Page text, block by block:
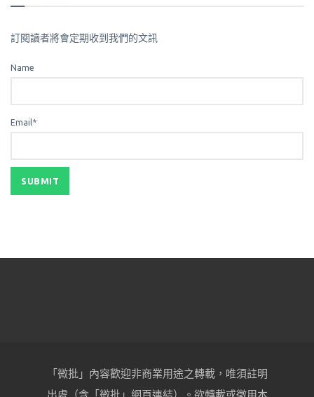
訂閱讀者將會定期收到我們的文訊
Name
Email*
「微批」內容歡迎非商業用途之轉載，唯須註明
出處（含「微批」網頁連結）。欲轉載或徵用本